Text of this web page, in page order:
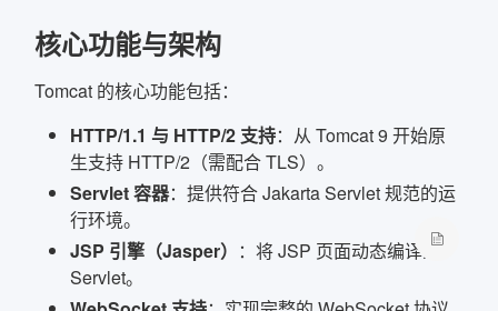
核心功能与架构
Tomcat 的核心功能包括：
HTTP/1.1 与 HTTP/2 支持：从 Tomcat 9 开始原
生支持 HTTP/2（需配合 TLS）。
Servlet 容器：提供符合 Jakarta Servlet 规范的运
行环境。
JSP 引擎（Jasper） ：将 JSP 页面动态编译为
Servlet。